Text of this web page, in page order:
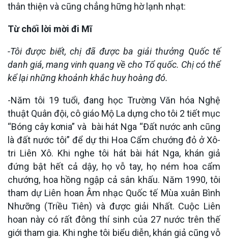
thân thiện và cũng chẳng hững hờ lạnh nhạt:
Từ chối lời mời đi Mĩ
-Tôi được biết, chị đã được ba giải thưởng Quốc tế
danh giá, mang vinh quang về cho Tổ quốc. Chị có thể
kể lại những khoảnh khắc huy hoàng đó.
-Năm tôi 19 tuổi, đang học Trường Văn hóa Nghệ
thuật Quân đội, cô giáo Mộ La dựng cho tôi 2 tiết mục
“Bóng cây kơnia” và bài hát Nga “Đất nước anh cũng
là đất nước tôi” để dự thi Hoa Cẩm chướng đỏ ở Xô-
tri Liên Xô. Khi nghe tôi hát bài hát Nga, khán giả
đứng bật hết cả dậy, họ vỗ tay, họ ném hoa cẩm
chướng, hoa hồng ngập cả sân khấu. Năm 1990, tôi
tham dự Liên hoan Âm nhạc Quốc tế Mùa xuân Bình
Nhưỡng (Triều Tiên) và được giải Nhất. Cuộc Liên
hoan này có rất đông thí sinh của 27 nước trên thế
giới tham gia. Khi nghe tôi biểu diễn, khán giả cũng vỗ